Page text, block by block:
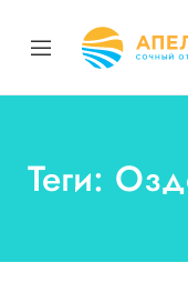
Теги: